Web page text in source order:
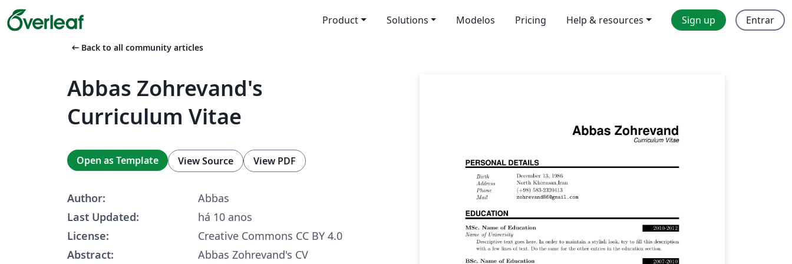
Product Solutions Modelos Pricing Help & resources Sign up Entrar
arrow_left_alt Back to all community articles
Abbas Zohrevand's
Curriculum Vitae
Open as Template View Source View PDF
Author:
Abbas
Last Updated:
há 10 anos
License:
Creative Commons CC BY 4.0
Abstract:
Abbas Zohrevand's CV